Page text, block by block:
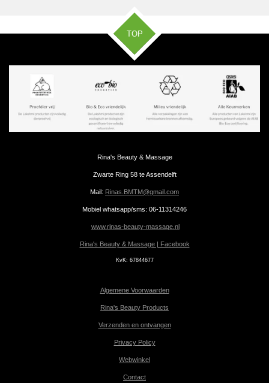
TOP
Rina's Beauty & Massage
Zwarte Ring 58 te Assendelft
Mail: Rinas.BMTM@gmail.com
Mobiel whatsapp/sms: 06-11314246
www.rinas-beauty-massage.nl
Rina's Beauty & Massage | Facebook
KvK: 67844677
Algemene Voorwaarden
Rina's Beauty Products
Verzenden en ontvangen
Privacy Policy
Webwinkel
Contact